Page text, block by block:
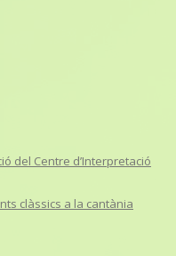
del Centre d’Interpretació
clàssics a la cantània